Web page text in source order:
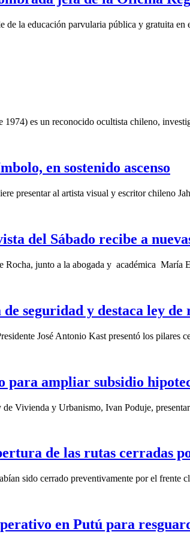
de la educación parvularia pública y gratuita
es un reconocido ocultista chileno,
en sostenido ascenso
presentar al artista visual y escritor chileno
del Sábado recibe a
Rocha, junto a la abogada y académica María
seguridad y destaca ley
José Antonio Kast presentó los pilares
para ampliar subsidio
Vivienda y Urbanismo, Ivan Poduje,
de las rutas cerradas
sido cerrado preventivamente por el frente
en Putú para